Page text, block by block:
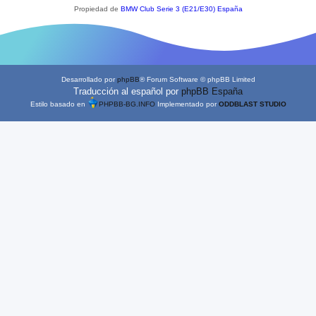
Propiedad de BMW Club Serie 3 (E21/E30) España
Desarrollado porphpBB® Forum Software © phpBB Limited
Traducción al español por phpBB España
Estilo basado en PHPBB-BG.INFOImplementado porODDBLAST STUDIO